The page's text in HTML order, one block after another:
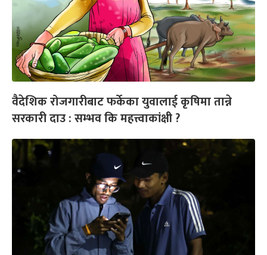
वैदेशिक रोजगारीबाट फर्केका युवालाई कृषिमा तान्ने
सरकारी दाउ : सम्भव कि महत्त्वाकांक्षी ?